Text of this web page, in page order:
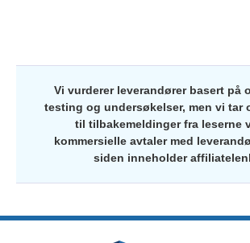
Vi vurderer leverandører basert på
testing og undersøkelser, men vi tar
til tilbakemeldinger fra leserne
kommersielle avtaler med
siden inneholder